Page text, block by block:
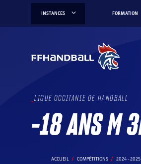
INSTANCES FORMATION
LIGUE OCCITANIE DE HANDBALL
-18 ANS M
ACCUEIL COMPÉTITIONS 2024 - 2025